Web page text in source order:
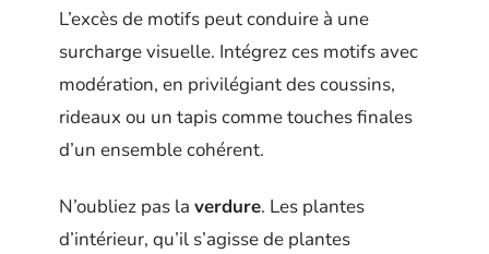
L’excès de motifs peut conduire à une
surcharge visuelle. Intégrez ces motifs avec
modération, en privilégiant des coussins,
rideaux ou un tapis comme touches finales
d’un ensemble cohérent.
N’oubliez pas la verdure. Les plantes
d’intérieur, qu’il s’agisse de plantes